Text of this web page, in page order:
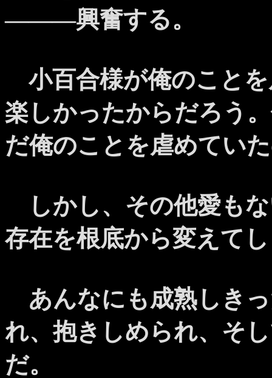
―――興奮する。
小百合様が俺のこと
楽しかったからだろう
だ俺のことを虐めてい
しかし、その他愛も
存在を根底から変えて
あんなにも成熟しき
れ、抱きしめられ、そ
だ。